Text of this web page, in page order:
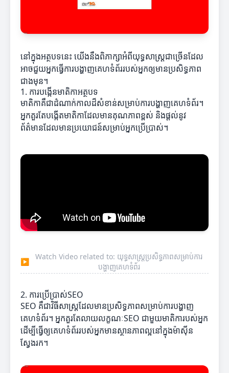
នៅក្នុងអត្ថបទនេះ យើងនឹងពិភាក្សាអំពីយុទ្ធសាស្ត្រជាច្រើនដែល
អាចជួយអ្នកធ្វើការបង្ហាញគេហទំព័ររបស់អ្នកឲ្យមានប្រសិទ្ធភាព
ជាងមុន។
1. ការបង្កើនមាតិកាអត្ថបទ
មាតិកាគឺជាដំណាក់កាលដ៏សំខាន់សម្រាប់ការបង្ហាញគេហទំព័រ។
អ្នកគួរតែបង្កើតមាតិកាដែលមានគុណភាពខ្ពស់ និងផ្តល់នូវ
ព័ត៌មានដែលមានប្រយោជន៍សម្រាប់អ្នកប្រើប្រាស់។
▶
Watch Video related to: យុទ្ធសាស្ត្រប្រសិទ្ធភាពសម្រាប់ការ
បង្ហាញគេហទំព័រ
2. ការប្រើប្រាស់SEO
SEO គឺជាវិធីសាស្ត្រដែលមានប្រសិទ្ធភាពសម្រាប់ការបង្ហាញ
គេហទំព័រ។ អ្នកគួរតែលាយលក្ខណៈSEO ជាមួយមាតិការបស់អ្នក
ដើម្បីធ្វើឲ្យគេហទំព័ររបស់អ្នកមានស្ថានភាពល្អនៅក្នុងម៉ាស៊ីន
ស្វែងរក។